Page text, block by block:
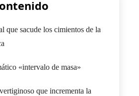
que sacude los cimientos de la
«intervalo de masa»
que incrementa la